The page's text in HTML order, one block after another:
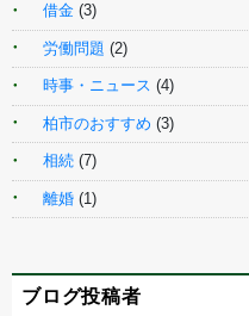
借金 (3)
労働問題 (2)
時事・ニュース (4)
柏市のおすすめ (3)
相続 (7)
離婚 (1)
ブログ投稿者